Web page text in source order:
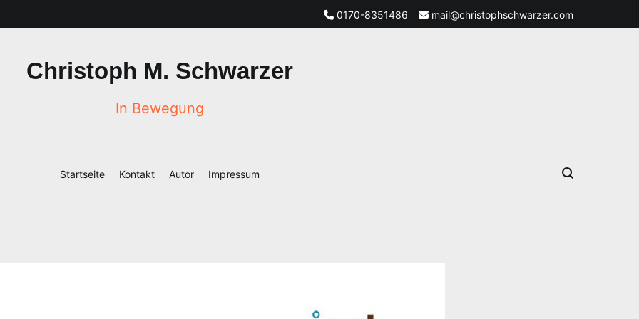
0170-8351486 mail@christophschwarzer.com
Christoph M. Schwarzer
In Bewegung
Startseite Kontakt Autor Impressum